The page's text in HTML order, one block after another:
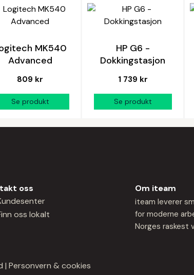
MK540
Advanced
809 kr
HP G6 -
Dokkingstasjon
1 739 kr
oss
oss lokalt
Om iteam
iteam leverer
for moderne
Norges raskest
| Personvern & cookies